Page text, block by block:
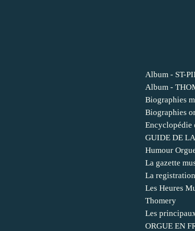
Album - ST-
Album -
Biographies
Biographies
Encyclopédie
GUIDE DE
Humour
La gazette
La registration
Les Heures
Thomery
Les
ORGUE EN